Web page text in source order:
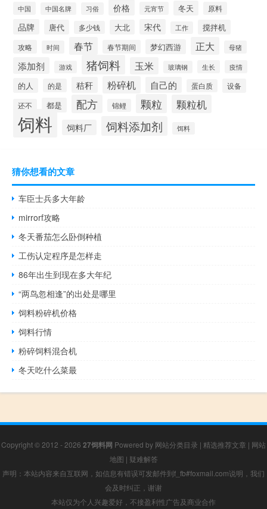
中国 中国名牌 习俗 价格 元宵节 冬天 原料
品牌 唐代 多少钱 大北 宋代 工作 搅拌机
攻略 时间 春节 春节期间 梦幻西游 正大 母猪
添加剂 游戏 猪饲料 玉米 玻璃钢 生长 疫情
的人 的是 秸秆 粉碎机 自己的 蛋白质 设备
还不 都是 配方 锦鲤 颗粒 颗粒机
饲料 饲料厂 饲料添加剂 饵料
猜你想看的文章
车臣士兵多大年龄
mirrorf攻略
冬天番茄怎么卧倒种植
工伤认定程序是怎样走
86年出生到现在多大年纪
“两鸟忽相逢”的出处是哪里
饲料粉碎机价格
饲料行情
粉碎饲料混合机
冬天吃什么菜最
Copyright © 2012 - 2026 27饲料网 Powered by 网站分类目录 | 精选推荐文章 | 网站
地图 | 疑难解答
声明：本站内容来自互联网，如信息有错误可发邮件到f_fb#foxmail.com说明，我们
会及时纠正，谢谢
本站仅为个人兴趣爱好，不接盈利性广告及商业合作